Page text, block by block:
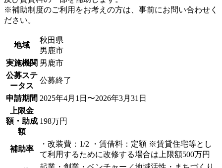
※補助制度のご利用をお考えの方は、事前にお問い合わせく
ださい。
地域
秋田県
男鹿市
実施機関 男鹿市
公募ステ
ータス
公募終了
申請期間 2025年4月1日〜2026年3月31日
上限金
額・助成
額
198万円
補助率
・改装費：1/2 ・賃借料：定額 ※賃貸住宅等とし
て利用するために改修する場合は上限額500万円